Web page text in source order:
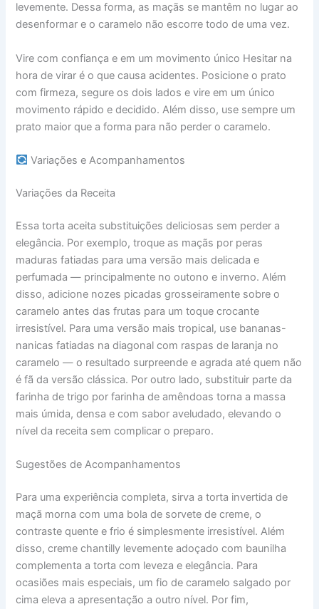
levemente. Dessa forma, as maçãs se mantêm no lugar ao
desenformar e o caramelo não escorre todo de uma vez.
Vire com confiança e em um movimento único Hesitar na
hora de virar é o que causa acidentes. Posicione o prato
com firmeza, segure os dois lados e vire em um único
movimento rápido e decidido. Além disso, use sempre um
prato maior que a forma para não perder o caramelo.
Variações e Acompanhamentos
Variações da Receita
Essa torta aceita substituições deliciosas sem perder a
elegância. Por exemplo, troque as maçãs por peras
maduras fatiadas para uma versão mais delicada e
perfumada — principalmente no outono e inverno. Além
disso, adicione nozes picadas grosseiramente sobre o
caramelo antes das frutas para um toque crocante
irresistível. Para uma versão mais tropical, use bananas-
nanicas fatiadas na diagonal com raspas de laranja no
caramelo — o resultado surpreende e agrada até quem não
é fã da versão clássica. Por outro lado, substituir parte da
farinha de trigo por farinha de amêndoas torna a massa
mais úmida, densa e com sabor aveludado, elevando o
nível da receita sem complicar o preparo.
Sugestões de Acompanhamentos
Para uma experiência completa, sirva a torta invertida de
maçã morna com uma bola de sorvete de creme, o
contraste quente e frio é simplesmente irresistível. Além
disso, creme chantilly levemente adoçado com baunilha
complementa a torta com leveza e elegância. Para
ocasiões mais especiais, um fio de caramelo salgado por
cima eleva a apresentação a outro nível. Por fim,